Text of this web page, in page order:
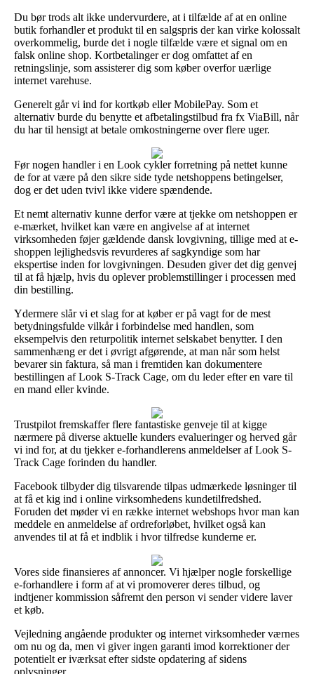
Du bør trods alt ikke undervurdere, at i tilfælde af at en online
butik forhandler et produkt til en salgspris der kan virke kolossalt
overkommelig, burde det i nogle tilfælde være et signal om en
falsk online shop. Kortbetalinger er dog omfattet af en
retningslinje, som assisterer dig som køber overfor uærlige
internet varehuse.
Generelt går vi ind for kortkøb eller MobilePay. Som et
alternativ burde du benytte et afbetalingstilbud fra fx ViaBill, når
du har til hensigt at betale omkostningerne over flere uger.
Før nogen handler i en Look cykler forretning på nettet kunne
de for at være på den sikre side tyde netshoppens betingelser,
dog er det uden tvivl ikke videre spændende.
Et nemt alternativ kunne derfor være at tjekke om netshoppen er
e-mærket, hvilket kan være en angivelse af at internet
virksomheden føjer gældende dansk lovgivning, tillige med at e-
shoppen lejlighedsvis revurderes af sagkyndige som har
ekspertise inden for lovgivningen. Desuden giver det dig genvej
til at få hjælp, hvis du oplever problemstillinger i processen med
din bestilling.
Ydermere slår vi et slag for at køber er på vagt for de mest
betydningsfulde vilkår i forbindelse med handlen, som
eksempelvis den returpolitik internet selskabet benytter. I den
sammenhæng er det i øvrigt afgørende, at man når som helst
bevarer sin faktura, så man i fremtiden kan dokumentere
bestillingen af Look S-Track Cage, om du leder efter en vare til
en mand eller kvinde.
Trustpilot fremskaffer flere fantastiske genveje til at kigge
nærmere på diverse aktuelle kunders evalueringer og herved går
vi ind for, at du tjekker e-forhandlerens anmeldelser af Look S-
Track Cage forinden du handler.
Facebook tilbyder dig tilsvarende tilpas udmærkede løsninger til
at få et kig ind i online virksomhedens kundetilfredshed.
Foruden det møder vi en række internet webshops hvor man kan
meddele en anmeldelse af ordreforløbet, hvilket også kan
anvendes til at få et indblik i hvor tilfredse kunderne er.
Vores side finansieres af annoncer. Vi hjælper nogle forskellige
e-forhandlere i form af at vi promoverer deres tilbud, og
indtjener kommission såfremt den person vi sender videre laver
et køb.
Vejledning angående produkter og internet virksomheder værnes
om nu og da, men vi giver ingen garanti imod korrektioner der
potentielt er iværksat efter sidste opdatering af sidens
oplysninger.